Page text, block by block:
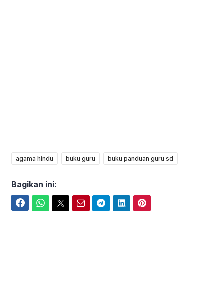
agama hindu buku guru buku panduan guru sd
Bagikan ini: